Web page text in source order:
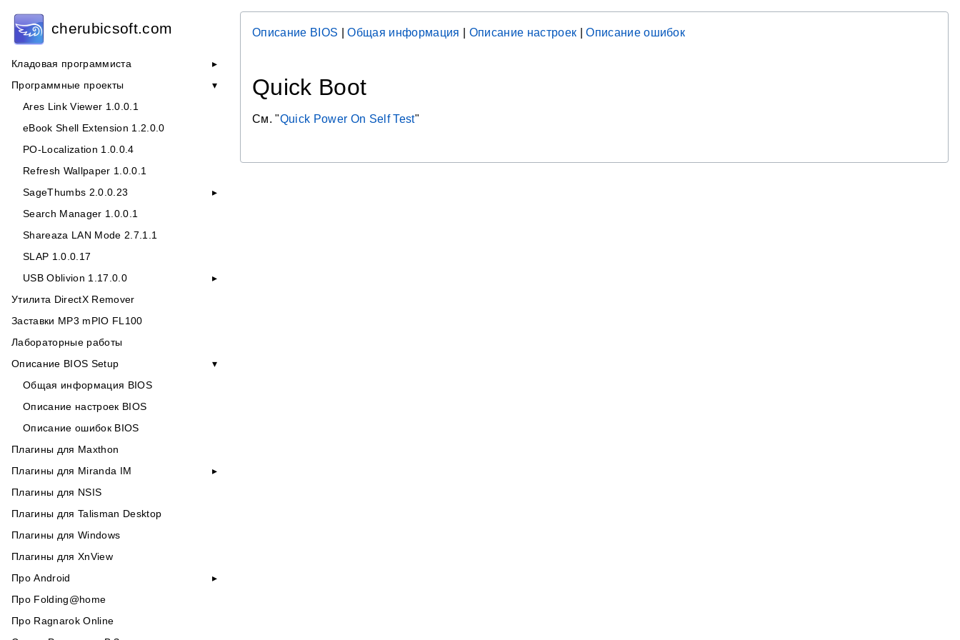
cherubicsoft.com
Кладовая программиста
Программные проекты
Ares Link Viewer 1.0.0.1
eBook Shell Extension 1.2.0.0
PO-Localization 1.0.0.4
Refresh Wallpaper 1.0.0.1
SageThumbs 2.0.0.23
Search Manager 1.0.0.1
Shareaza LAN Mode 2.7.1.1
SLAP 1.0.0.17
USB Oblivion 1.17.0.0
Утилита DirectX Remover
Заставки MP3 mPIO FL100
Лабораторные работы
Описание BIOS Setup
Общая информация BIOS
Описание настроек BIOS
Описание ошибок BIOS
Плагины для Maxthon
Плагины для Miranda IM
Плагины для NSIS
Плагины для Talisman Desktop
Плагины для Windows
Плагины для XnView
Про Android
Про Folding@home
Про Ragnarok Online
Описание BIOS |Общая информация Описание настроек |Описание ошибок
Quick Boot
См. "Quick Power On Self Test"